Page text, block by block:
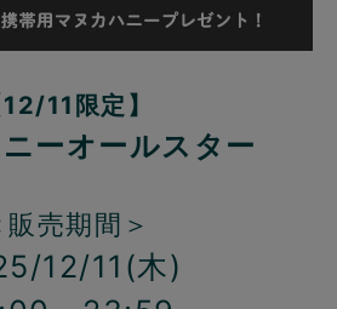
12/11限定】
ーオールスター
販売期間＞
12/11(木)